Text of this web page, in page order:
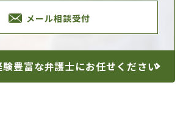
メール相談受付
豊富な弁護士にお任せください